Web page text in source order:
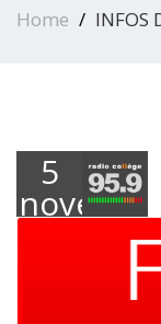
Home INFOS
5
novembre